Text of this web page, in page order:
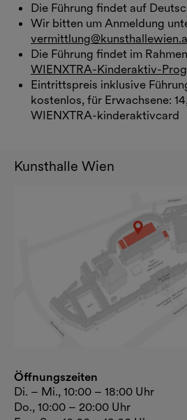
Die Führung findet auf
Wir bitten um Anmeldung
Die Führung findet im
WIENXTRA-Kinderaktiv-
Eintrittspreis inklusive
kostenlos, für Erwachsene:
WIENXTRA-kinderaktivcard
Kunsthalle Wien
Öffnungszeiten
Di. – Mi., 10:00 – 18:00 Uhr
Do., 10:00 – 20:00 Uhr